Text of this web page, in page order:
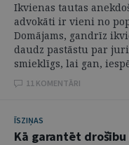
Ikvienas tautas
advokāti ir vieni no
Domājams, gandrīz
daudz pastāstu par
smieklīgs, lai gan,
11 KOMENTĀRI
ĪSZIŅAS
Kā garantēt